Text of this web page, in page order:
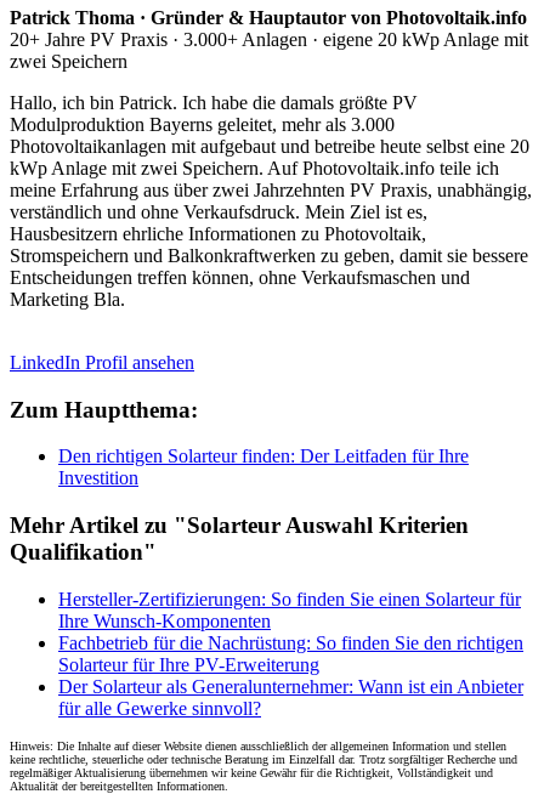
Patrick Thoma · Gründer & Hauptautor von Photovoltaik.info
20+ Jahre PV Praxis · 3.000+ Anlagen · eigene 20 kWp Anlage mit
zwei Speichern
Hallo, ich bin Patrick. Ich habe die damals größte PV
Modulproduktion Bayerns geleitet, mehr als 3.000
Photovoltaikanlagen mit aufgebaut und betreibe heute selbst eine 20
kWp Anlage mit zwei Speichern. Auf Photovoltaik.info teile ich
meine Erfahrung aus über zwei Jahrzehnten PV Praxis, unabhängig,
verständlich und ohne Verkaufsdruck. Mein Ziel ist es,
Hausbesitzern ehrliche Informationen zu Photovoltaik,
Stromspeichern und Balkonkraftwerken zu geben, damit sie bessere
Entscheidungen treffen können, ohne Verkaufsmaschen und
Marketing Bla.
LinkedIn Profil ansehen
Zum Hauptthema:
Den richtigen Solarteur finden: Der Leitfaden für Ihre
Investition
Mehr Artikel zu "Solarteur Auswahl Kriterien
Qualifikation"
Hersteller-Zertifizierungen: So finden Sie einen Solarteur für
Ihre Wunsch-Komponenten
Fachbetrieb für die Nachrüstung: So finden Sie den richtigen
Solarteur für Ihre PV-Erweiterung
Der Solarteur als Generalunternehmer: Wann ist ein Anbieter
für alle Gewerke sinnvoll?
Hinweis: Die Inhalte auf dieser Website dienen ausschließlich der allgemeinen Information und stellen
keine rechtliche, steuerliche oder technische Beratung im Einzelfall dar. Trotz sorgfältiger Recherche und
regelmäßiger Aktualisierung übernehmen wir keine Gewähr für die Richtigkeit, Vollständigkeit und
Aktualität der bereitgestellten Informationen.